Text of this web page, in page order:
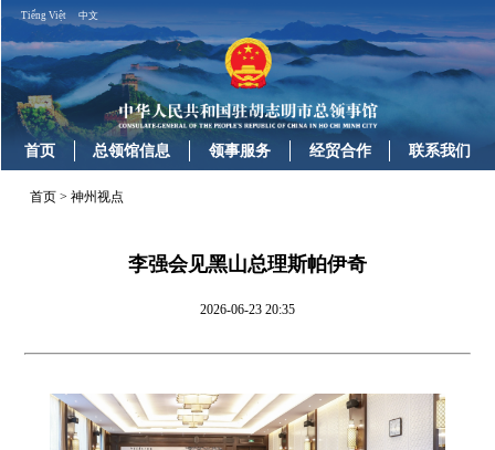
Tiếng Việt 中文
首页 总领馆信息 领事服务 经贸合作 联系我们
首页 >神州视点
李强会见黑山总理斯帕伊奇
2026-06-23 20:35